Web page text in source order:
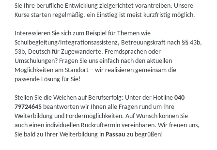
Sie Ihre berufliche Entwicklung zielgerichtet vorantreiben. Unsere
Kurse starten regelmäßig, ein Einstieg ist meist kurzfristig möglich.
Interessieren Sie sich zum Beispiel für Themen wie
Schulbegleitung/Integrationsassistenz, Betreuungskraft nach §§ 43b,
53b, Deutsch für Zugewanderte, Fremdsprachen oder
Umschulungen? Fragen Sie uns einfach nach den aktuellen
Möglichkeiten am Standort – wir realisieren gemeinsam die
passende Lösung für Sie!
Stellen Sie die Weichen auf Berufserfolg: Unter der Hotline040
79724645 beantworten wir Ihnen alle Fragen rund um Ihre
Weiterbildung und Fördermöglichkeiten. Auf Wunsch können Sie
auch einen individuellen Rückruftermin vereinbaren. Wir freuen uns,
Sie bald zu Ihrer Weiterbildung inPassau zu begrüßen!